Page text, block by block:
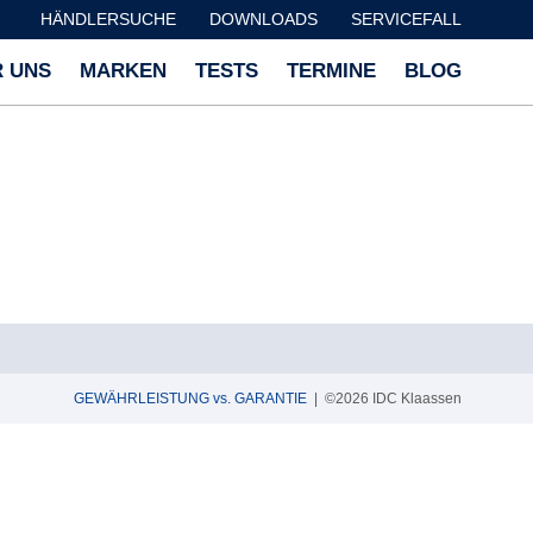
HÄNDLERSUCHE DOWNLOADS SERVICEFALL
UNS MARKEN TESTS TERMINE BLOG
GEWÄHRLEISTUNG vs. GARANTIE | ©2026 IDC Klaassen